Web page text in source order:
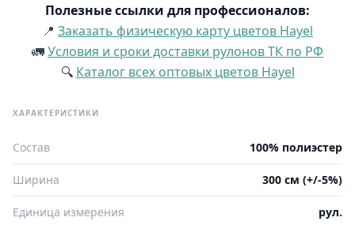
Полезные ссылки для профессионалов:
📍 Заказать физическую карту цветов Hayel
🚛Условия и сроки доставки рулонов ТК по РФ
🔍 Каталог всех оптовых цветов Hayel
ХАРАКТЕРИСТИКИ
Состав 100% полиэстер
Ширина 300 см (+/-5%)
Единица измерения рул.